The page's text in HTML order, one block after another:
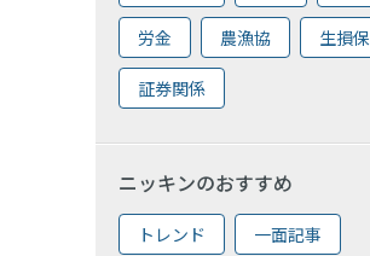
労金 農漁協 生損保
証券関係
ニッキンのおすすめ
トレンド 一面記事